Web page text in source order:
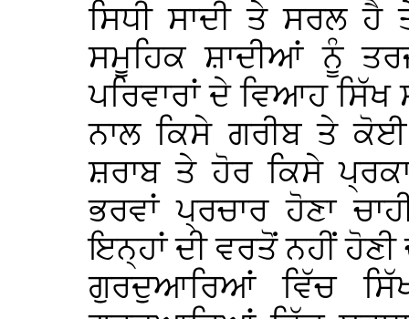
ਸਿਧੀ ਸਾਦੀ ਤੇ ਸਰਲ ਹੈ
ਸਮੂਹਿਕ ਸ਼ਾਦੀਆਂ ਨੂੰ
ਪਰਿਵਾਰਾਂ ਦੇ ਵਿਆਹ
ਨਾਲ ਕਿਸੇ ਗਰੀਬ ਤੇ
ਸ਼ਰਾਬ ਤੇ ਹੋਰ ਕਿਸੇ
ਭਰਵਾਂ ਪ੍ਰਚਾਰ ਹੋਣਾ
ਇਨ੍ਹਾਂ ਦੀ ਵਰਤੋਂ ਨਹੀਂ ਹੋਣੀ
ਗੁਰਦੁਆਰਿਆਂ ਵਿੱਚ